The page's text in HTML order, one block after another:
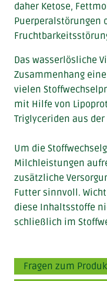
daher Ketose,
Puerperalstörungen
Das wasserlösliche
Zusammenhang
vielen
mit Hilfe von
Triglyceriden aus der
Um die
Milchleistungen
zusätzliche
Futter sinnvoll.
diese Inhaltsstoffe
schließlich im
Fragen zum